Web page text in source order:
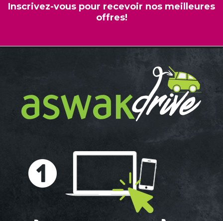
Inscrivez-vous pour recevoir nos meilleures
offres!